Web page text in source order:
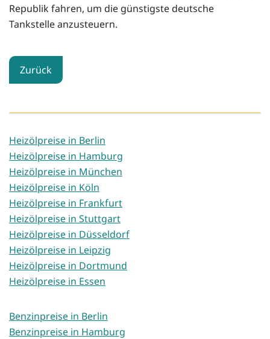
Republik fahren, um die günstigste deutsche
Tankstelle anzusteuern.
Zurück
Heizölpreise in Berlin
Heizölpreise in Hamburg
Heizölpreise in München
Heizölpreise in Köln
Heizölpreise in Frankfurt
Heizölpreise in Stuttgart
Heizölpreise in Düsseldorf
Heizölpreise in Leipzig
Heizölpreise in Dortmund
Heizölpreise in Essen
Benzinpreise in Berlin
Benzinpreise in Hamburg